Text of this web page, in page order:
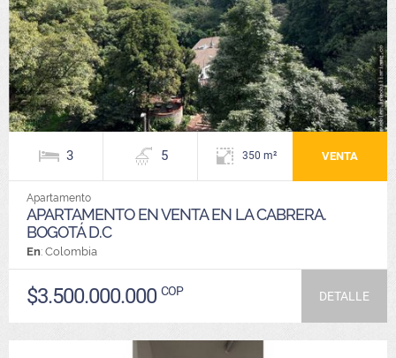
3 5 350 m² VENTA
Apartamento
APARTAMENTO EN VENTA EN LA CABRERA.
BOGOTÁ D.C
En: Colombia
$3.500.000.000 COP DETALLE